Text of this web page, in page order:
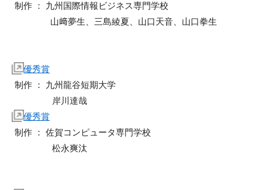
制作 ： 九州国際情報ビジネス専門学校
山﨑夢生、三島綾夏、山口天音、山口拳生
優秀賞
制作 ： 九州龍谷短期大学
岸川達哉
優秀賞
制作 ： 佐賀コンピュータ専門学校
松永爽汰